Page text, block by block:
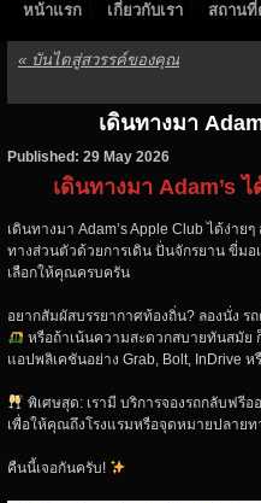
หน้าแรก เกี่ยวกับเรา สถานที่
« บันไดสู่สวรรค์ของคุณ
เดินทางมา
Published: 29 May 2026
เดินทางมา Adam’s
เดินทางมา Adam’s Apple Club ได้ง่าย
ทางส่วนตัวด้วยการเดิน ปั่นจักรยาน ขี่มอ
เลือกให้คุณครบครัน
อยากสัมผัสบรรยากาศท้องถิ่น? ลองนั่ง ร
หรือถ้าเน้นความสะดวกสบายทันสมัย
แอปพลิเคชันอย่าง Grab, Bolt, InDrive ห
พิเศษสุด: เรามี บริการจองรถกลับฟรีอ
เพื่อให้คุณถึงโรงแรมหรือจุดหมายปลายท
คืนนี้เจอกันครับ!